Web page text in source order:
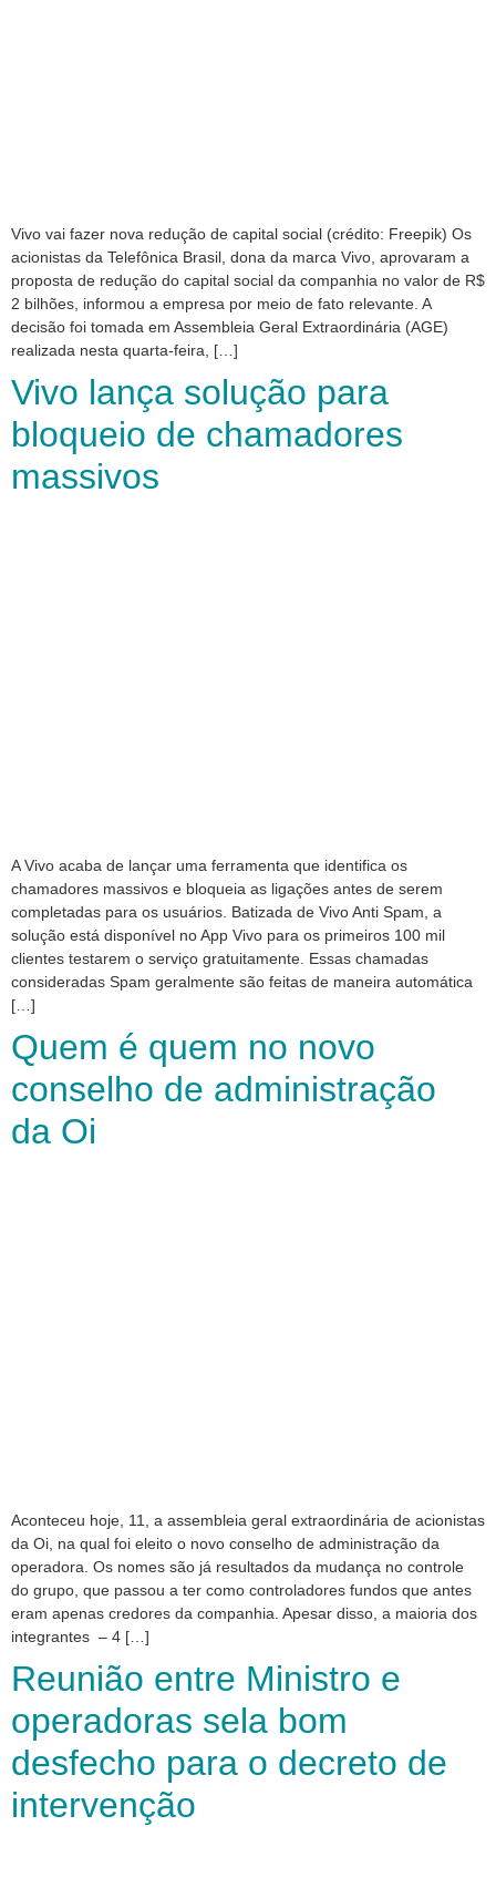
Vivo vai fazer nova redução de capital social (crédito: Freepik) Os
acionistas da Telefônica Brasil, dona da marca Vivo, aprovaram a
proposta de redução do capital social da companhia no valor de R$
2 bilhões, informou a empresa por meio de fato relevante. A
decisão foi tomada em Assembleia Geral Extraordinária (AGE)
realizada nesta quarta-feira, […]
Vivo lança solução para
bloqueio de chamadores
massivos
A Vivo acaba de lançar uma ferramenta que identifica os
chamadores massivos e bloqueia as ligações antes de serem
completadas para os usuários. Batizada de Vivo Anti Spam, a
solução está disponível no App Vivo para os primeiros 100 mil
clientes testarem o serviço gratuitamente. Essas chamadas
consideradas Spam geralmente são feitas de maneira automática
[…]
Quem é quem no novo
conselho de administração
da Oi
Aconteceu hoje, 11, a assembleia geral extraordinária de acionistas
da Oi, na qual foi eleito o novo conselho de administração da
operadora. Os nomes são já resultados da mudança no controle
do grupo, que passou a ter como controladores fundos que antes
eram apenas credores da companhia. Apesar disso, a maioria dos
integrantes – 4 […]
Reunião entre Ministro e
operadoras sela bom
desfecho para o decreto de
intervenção